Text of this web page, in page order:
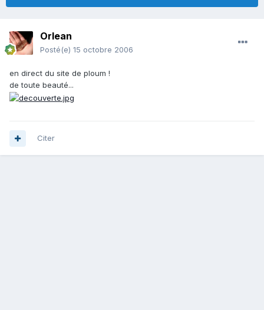
Orlean
Posté(e) 15 octobre 2006
en direct du site de ploum !
de toute beauté...
Citer